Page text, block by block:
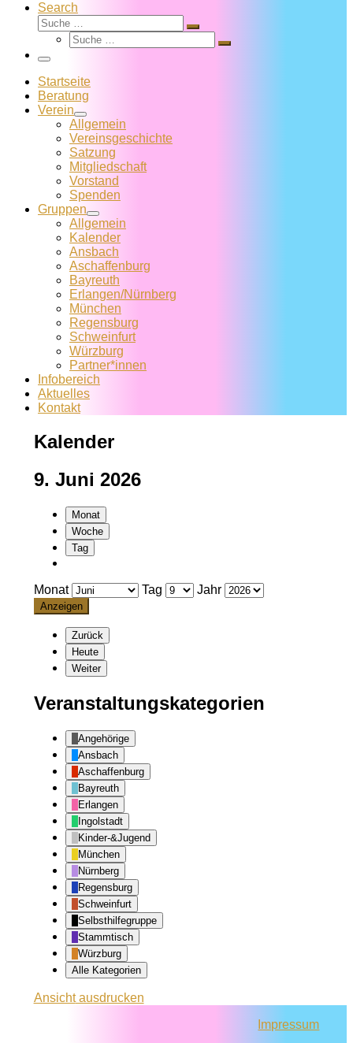
Search
Suche
Suche
Suche
Suche
Menü
Startseite
Beratung
Verein
Allgemein
Vereins­geschichte
Satzung
Mitglied­schaft
Vorstand
Spenden
Gruppen
Allgemein
Kalender
Ansbach
Aschaffenburg
Bayreuth
Erlangen/Nürnberg
München
Regensburg
Schweinfurt
Würzburg
Partner*innen
Infobereich
Aktuelles
Kontakt
Kalender
9. Juni 2026
Monat
Woche
Tag
Monat Tag Jahr
Zurück
Heute
Weiter
Veranstaltungskategorien
Angehörige
Ansbach
Aschaffenburg
Bayreuth
Erlangen
Ingolstadt
Kinder-&Jugend
München
Nürnberg
Regensburg
Schweinfurt
Selbsthilfegruppe
Stammtisch
Würzburg
Alle Kategorien
Ansichtausdrucken
Impressum